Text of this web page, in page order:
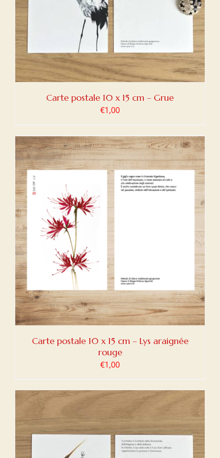
Carte postale 10 x 15 cm – Grue
€1,00
Carte postale 10 x 15 cm – Lys araignée
rouge
€1,00